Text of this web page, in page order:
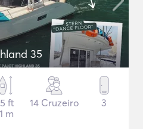
35
ft
m
14 Cruzeiro 3